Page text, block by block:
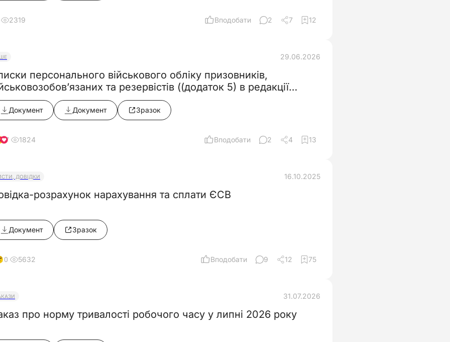
2319 Вподобати 2 7 12
29.06.2026
персонального військового обліку призовників,
та резервістів ((додаток 5) в редакції
КМУ від 10.06.2026 №812)
Документ Документ Зразок
7 1824 Вподобати 2 4 13
ДОВІДКИ 16.10.2025
розрахунок нарахування та сплати ЄСВ
Документ Зразок
10 5632 Вподобати 9 12 75
31.07.2026
про норму тривалості робочого часу у липні 2026 року